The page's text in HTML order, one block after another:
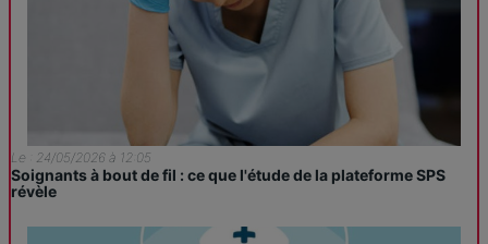
Le : 24/05/2026 à 12:05
Soignants à bout de fil : ce que l'étude de la plateforme SPS
révèle